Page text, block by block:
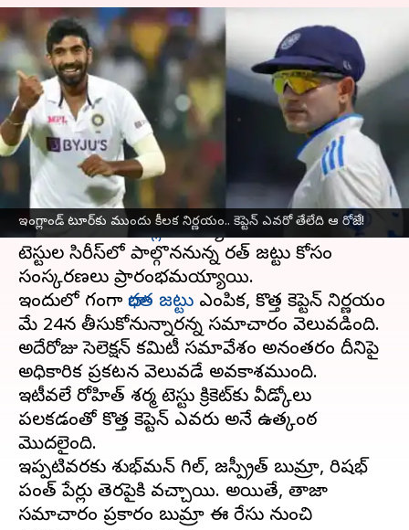
ఇంగ్లాండ్ టూర్‌కు ముందు కీలక నిర్ణయం.. కెప్టెన్ ఎవరో తేలేది ఆ రోజే!
Team india: ఇంగ్లాండ్ టూర్‌కు
ముందు కీలక నిర్ణయం.. కెప్టెన్ ఎవరో
తేలేది ఆ రోజే!
వ్రాసిన వారు Jayachandra Akuri May 21, 2025 04:50 pm
ఈ వార్తాకథనం ఏంటి
భారత టెస్టు జట్టుకు కొత్త అధ్యాయం మొదలవబోతోంది.
జూన్ 20నుంచిఇంగ్లండ్పర్యటనలో భాగంగా ఐదు
టెస్టుల సిరీస్‌లో పాల్గొననున్న భారత్ జట్టు కోసం
సంస్కరణలు ప్రారంభమయ్యాయి.
ఇందులో భాగంగా భారత జట్టు ఎంపిక, కొత్త కెప్టెన్ నిర్ణయం
మే 24న తీసుకోనున్నారన్న సమాచారం వెలువడింది.
అదేరోజు సెలెక్షన్ కమిటీ సమావేశం అనంతరం దీనిపై
అధికారిక ప్రకటన వెలువడే అవకాశముంది.
ఇటీవలే రోహిత్ శర్మ టెస్టు క్రికెట్‌కు వీడ్కోలు
పలకడంతో కొత్త కెప్టెన్ ఎవరు అనే ఉత్కంఠ
మొదలైంది.
ఇప్పటివరకు శుభ్‌మన్ గిల్, జస్ప్రీత్ బుమ్రా, రిషభ్
పంత్ పేర్లు తెరపైకి వచ్చాయి. అయితే, తాజా
సమాచారం ప్రకారం బుమ్రా ఈ రేసు నుంచి